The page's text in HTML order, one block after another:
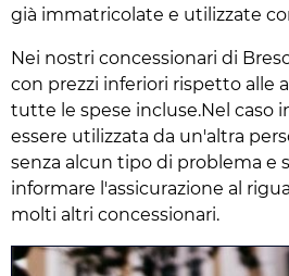
già immatricolate e utilizzate
Nei nostri concessionari di
con prezzi inferiori rispetto alle
tutte le spese incluse.Nel caso
essere utilizzata da un'altra
senza alcun tipo di problema e
informare l'assicurazione al
molti altri concessionari.